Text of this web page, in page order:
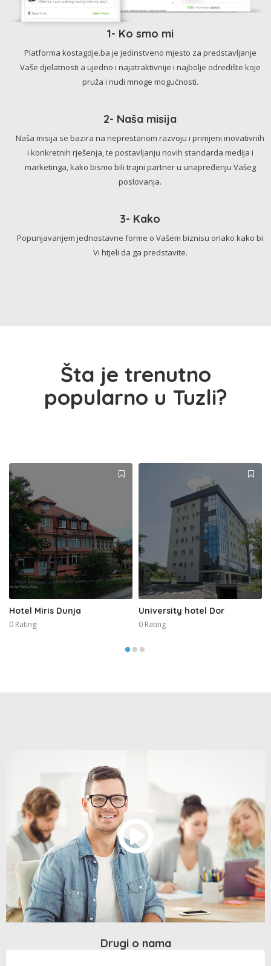
1- Ko smo mi
Platforma kostagdje.ba je jedinstveno mjesto za predstavljanje
Vaše djelatnosti a ujedno i najatraktivnije i najbolje odredište koje
pruža i nudi mnoge mogućnosti.
2- Naša misija
Naša misija se bazira na neprestanom razvoju i primjeni inovativnih
i konkretnih rješenja, te postavljanju novih standarda medija i
marketinga, kako bismo bili trajni partner u unapređenju Vašeg
poslovanja.
3- Kako
Popunjavanjem jednostavne forme o Vašem biznisu onako kako bi
Vi htjeli da ga predstavite.
Šta je trenutno
popularno u Tuzli?
Hotel Miris Dunja
0 Rating
University hotel Dor
0 Rating
Drugi o nama